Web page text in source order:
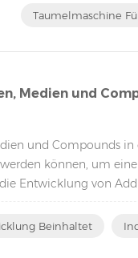
Taumelmaschine
Medien und
und Compounds
können, um
die Entwicklung von
Beinhaltet